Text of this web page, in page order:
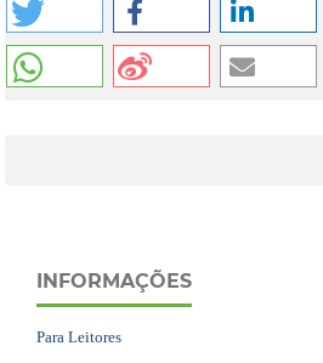
INFORMAÇÕES
Para Leitores